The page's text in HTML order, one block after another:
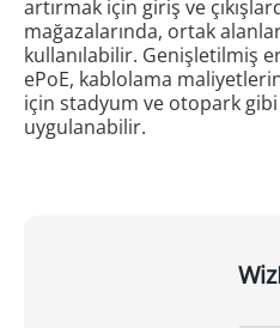
artırmak için giriş ve
mağazalarında, ortak
kullanılabilir. Genişletilmiş
ePoE, kablolama
için stadyum ve otopark
uygulanabilir.